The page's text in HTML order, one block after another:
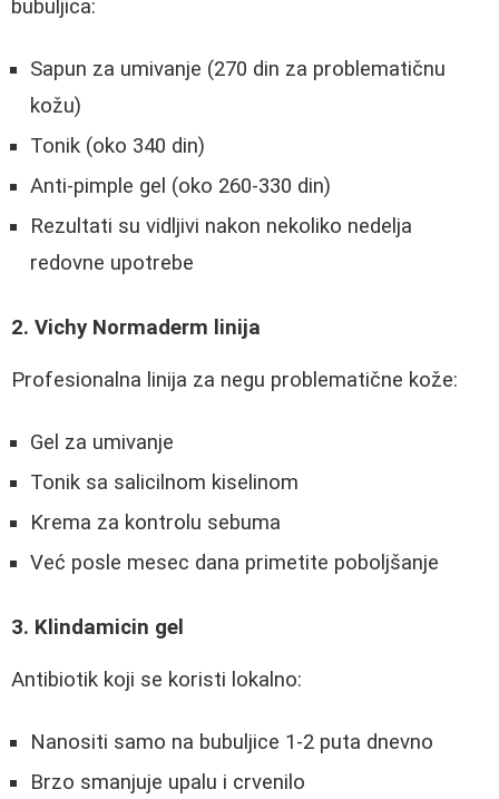
bubuljica:
Sapun za umivanje (270 din za problematičnu
kožu)
Tonik (oko 340 din)
Anti-pimple gel (oko 260-330 din)
Rezultati su vidljivi nakon nekoliko nedelja
redovne upotrebe
2. Vichy Normaderm linija
Profesionalna linija za negu problematične kože:
Gel za umivanje
Tonik sa salicilnom kiselinom
Krema za kontrolu sebuma
Već posle mesec dana primetite poboljšanje
3. Klindamicin gel
Antibiotik koji se koristi lokalno:
Nanositi samo na bubuljice 1-2 puta dnevno
Brzo smanjuje upalu i crvenilo